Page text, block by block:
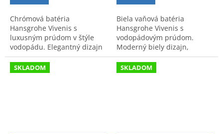
Chrómová batéria
Hansgrohe Vivenis s
luxusným prúdom v štýle
vodopádu. Elegantný dizajn
a moderný vzhľad. K
dispozícii v našej predajni.
Biela vaňová batéria
Hansgrohe Vivenis s
vodopádovým prúdom.
Moderný biely dizajn,
kvalitné materiály a vysoký
komfort pri používaní.
SKLADOM SKLADOM